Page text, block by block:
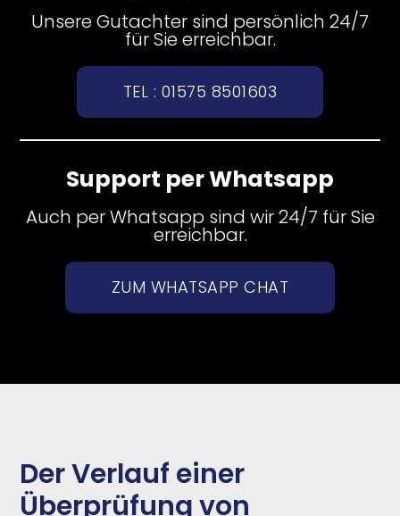
Unsere Gutachter sind persönlich 24/7
für Sie erreichbar.
TEL : 01575 8501603
Support per Whatsapp
Auch per Whatsapp sind wir 24/7 für Sie
erreichbar.
ZUM WHATSAPP CHAT
Der Verlauf einer
Überprüfung von